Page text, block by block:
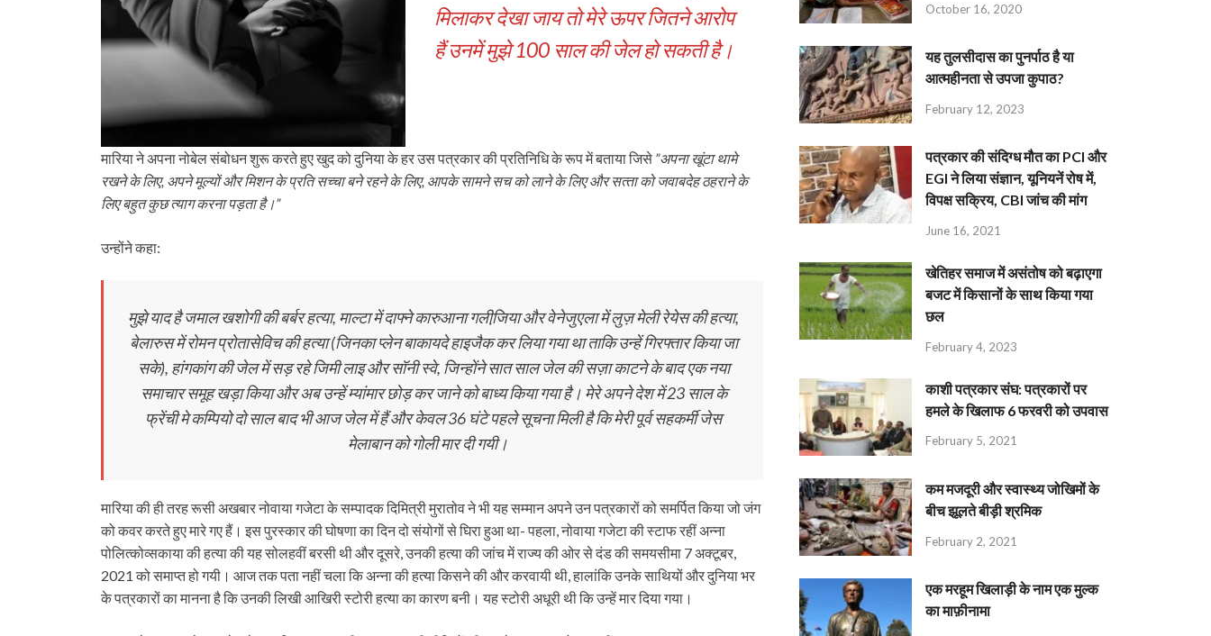
मिलाकर देखा जाय तो मेरे ऊपर जितने आरोप
हैं उनमें मुझे 100 साल की जेल हो सकती है।
मारिया ने अपना नोबेल संबोधन शुरू करते हुए खुद को दुनिया के हर उस पत्रकार की प्रतिनिधि के रूप में बताया जिसे ”अपना खूंटा थामे
रखने के लिए, अपने मूल्‍यों और मिशन के प्रति सच्‍चा बने रहने के लिए, आपके सामने सच को लाने के लिए और सत्‍ता को जवाबदेह ठहराने के
लिए बहुत कुछ त्‍याग करना पड़ता है।”
उन्‍होंने कहा:
मुझे याद है जमाल खशोगी की बर्बर हत्‍या, माल्‍टा में दाफ्ने कारुआना गलीजि़या और वेनेजुएला में लुज़ मेली रेयेस की हत्‍या,
बेलारुस में रोमन प्रोतासेविच की हत्‍या (जिनका प्‍लेन बाकायदे हाइजैक कर लिया गया था ताकि उन्‍हें गिरफ्तार किया जा
सके), हांगकांग की जेल में सड़ रहे जिमी लाइ और सॉनी स्‍वे, जिन्‍होंने सात साल जेल की सज़ा काटने के बाद एक नया
समाचार समूह खड़ा किया और अब उन्‍हें म्‍यांमार छोड़ कर जाने को बाध्‍य किया गया है। मेरे अपने देश में 23 साल के
फ्रेंची मे कम्पियो दो साल बाद भी आज जेल में हैं और केवल 36 घंटे पहले सूचना मिली है कि मेरी पूर्व सहकर्मी जेस
मेलाबान को गोली मार दी गयी।
मारिया की ही तरह रूसी अखबार नोवाया गजेटा के सम्‍पादक दिमित्री मुरातोव ने भी यह सम्‍मान अपने उन पत्रकारों को समर्पित किया जो जंग
को कवर करते हुए मारे गए हैं। इस पुरस्‍कार की घोषणा का दिन दो संयोगों से घिरा हुआ था- पहला, नोवाया गजेटा की स्‍टाफ रहीं अन्‍ना
पोलित्कोव्सकाया की हत्‍या की यह सोलहवीं बरसी थी और दूसरे, उनकी हत्‍या की जांच में राज्‍य की ओर से दंड की समयसीमा 7 अक्‍टूबर,
2021 को समाप्‍त हो गयी। आज तक पता नहीं चला कि अन्‍ना की हत्‍या किसने की और करवायी थी, हालांकि उनके साथियों और दुनिया भर
के पत्रकारों का मानना है कि उनकी लिखी आखिरी स्‍टोरी हत्‍या का कारण बनी। यह स्‍टोरी अधूरी थी कि उन्‍हें मार दिया गया।
October 16, 2020
यह तुलसीदास का पुनर्पाठ है या
आत्महीनता से उपजा कुपाठ?
February 12, 2023
पत्रकार की संदिग्ध मौत का PCI और
EGI ने लिया संज्ञान, यूनियनें रोष में,
विपक्ष सक्रिय, CBI जांच की मांग
June 16, 2021
खेतिहर समाज में असंतोष को बढ़ाएगा
बजट में किसानों के साथ किया गया
छल
February 4, 2023
काशी पत्रकार संघ: पत्रकारों पर
हमले के खिलाफ 6 फरवरी को उपवास
February 5, 2021
कम मजदूरी और स्वास्थ्य जोखिमों के
बीच झूलते बीड़ी श्रमिक
February 2, 2021
एक मरहूम खिलाड़ी के नाम एक मुल्क
का माफ़ीनामा